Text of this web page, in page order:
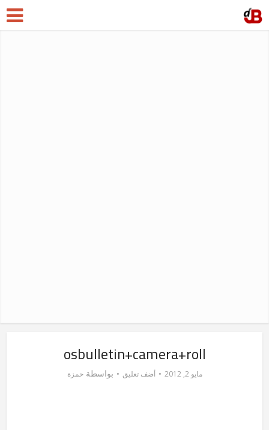
osbulletin+camera+roll
مايو 2, 2012 أضف تعليق بواسطةحمزة